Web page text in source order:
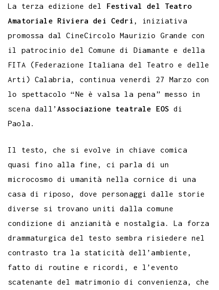
La terza edizione del Festival del Teatro
Amatoriale Riviera dei Cedri , iniziativa
promossa dal CineCircolo Maurizio Grande con
il patrocinio del Comune di Diamante e della
FITA (Federazione Italiana del Teatro e delle
Arti) Calabria, continua venerdì 27 Marzo con
lo spettacolo “Ne è valsa la pena” messo in
scena dall’Associazione teatrale EOSdi
Paola.
Il testo, che si evolve in chiave comica
quasi fino alla fine, ci parla di un
microcosmo di umanità nella cornice di una
casa di riposo, dove personaggi dalle storie
diverse si trovano uniti dalla comune
condizione di anzianità e nostalgia. La forza
drammaturgica del testo sembra risiedere nel
contrasto tra la staticità dell’ambiente,
fatto di routine e ricordi, e l’evento
scatenante del matrimonio di convenienza, che